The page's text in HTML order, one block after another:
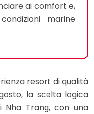
ai comfort e,
marine
resort di qualità
la scelta logica
Nha Trang, con una